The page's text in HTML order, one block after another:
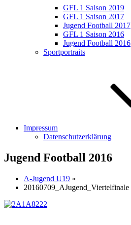
GFL 1 Saison 2019
GFL 1 Saison 2017
Jugend Football 2017
GFL 1 Saison 2016
Jugend Football 2016
Sportportraits
Impressum
Datenschutzerklärung
Jugend Football 2016
A-Jugend U19 »
20160709_AJugend_Viertelfinale